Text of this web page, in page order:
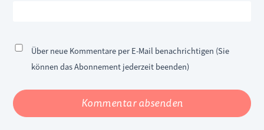
Über neue Kommentare per E-Mail benachrichtigen (Sie
können das Abonnement jederzeit beenden)
Kommentar absenden